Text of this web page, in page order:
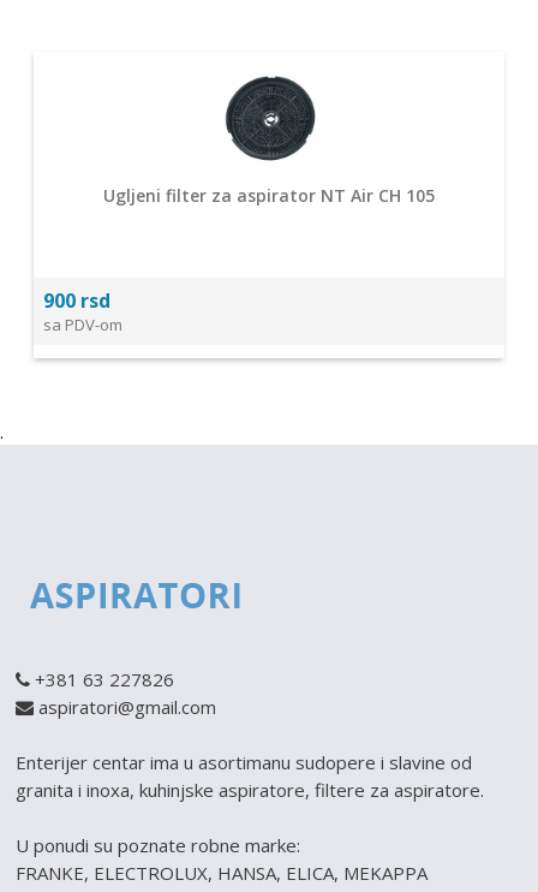
Ugljeni filter za aspirator NT Air CH 105
900 rsd
sa PDV-om
.
+381 63 227826
aspiratori@gmail.com
Enterijer centar ima u asortimanu sudopere i slavine od
granita i inoxa, kuhinjske aspiratore, filtere za aspiratore.
U ponudi su poznate robne marke:
FRANKE, ELECTROLUX, HANSA, ELICA, MEKAPPA